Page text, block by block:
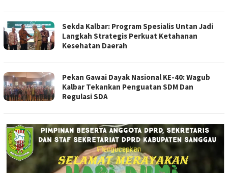
Sekda Kalbar: Program Spesialis Untan Jadi
Langkah Strategis Perkuat Ketahanan
Kesehatan Daerah
Pekan Gawai Dayak Nasional KE-40: Wagub
Kalbar Tekankan Penguatan SDM Dan
Regulasi SDA